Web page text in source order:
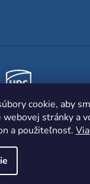
cookie, aby
webovej stránky a
a použiteľnosť.
vyhradené.